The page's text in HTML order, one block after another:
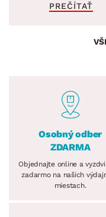
PREČÍTAŤ
Osobný odber
ZDARMA
Objednajte online a
zadarmo na našich
miestach.